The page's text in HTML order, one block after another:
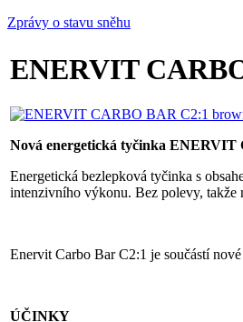
Zprávy o stavu sněhu
ENERVIT
Nová energetická tyčinka
Energetická bezlepková tyčinka s
intenzivního výkonu. Bez polevy, takže
Enervit Carbo Bar C2:1 je součástí
ÚČINKY